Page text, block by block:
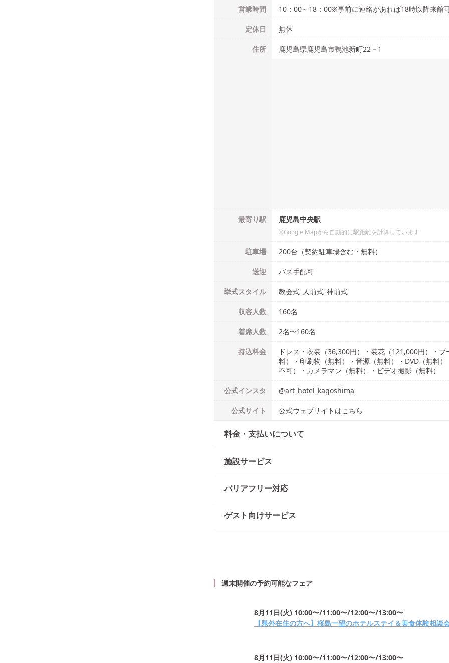
営業時間 10：00～18：00※事前に連絡があれば18時以降来館
定休日 無休
住所 鹿児島県鹿児島市鴨池新町22－1
最寄り駅 鹿児島中央駅
※Google Mapから自動的に駅距離を計算しています
駐車場 200台（契約駐車場含む・無料）
送迎 バス手配可
挙式スタイル 教会式 人前式 神前式
収容人数 160名
着席人数 2名〜160名
持込料金
ドレス・衣装（36,300円）・装花（121,000円）・
料）・印刷物（無料）・音源（無料）・DVD（無料
不可）・カメラマン（無料）・ビデオ撮影（無料）
公式インスタ @art_hotel_kagoshima
公式サイト 公式ウェブサイトはこちら
料金・支払いについて
施設サービス
バリアフリー対応
ゲスト向けサービス
週末開催の予約可能なフェア
8月11日(火) 10:00〜/11:00〜/12:00〜/13:00〜
【県外在住の方へ】桜島一望のホテルステイ＆美食体験相談
8月11日(火) 10:00〜/11:00〜/12:00〜/13:00〜